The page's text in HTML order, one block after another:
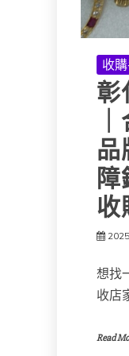
收
彰
品
障
收
想找
收店
Read